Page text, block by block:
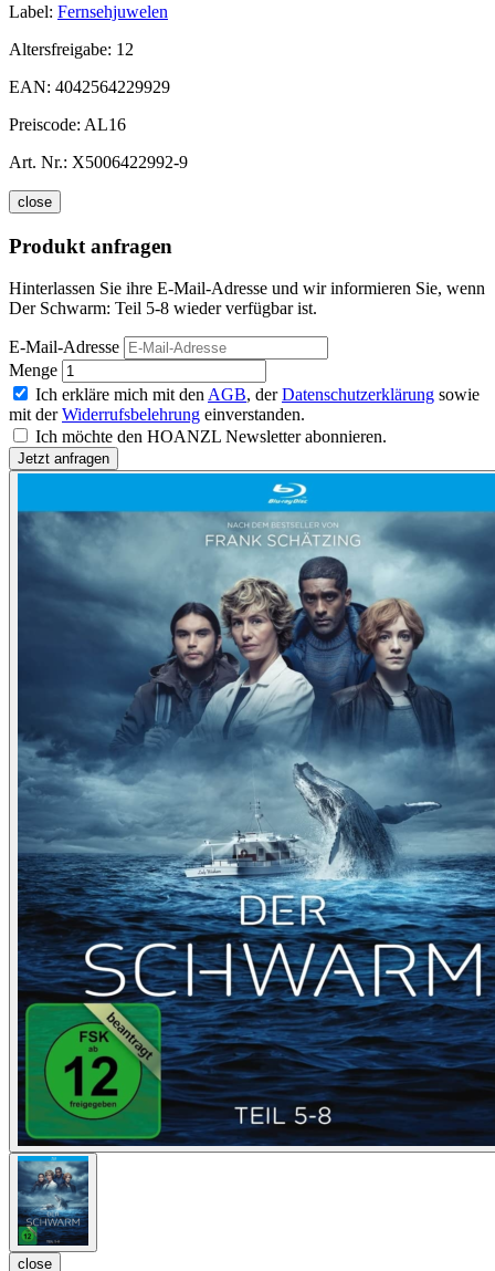
Label: Fernsehjuwelen
Altersfreigabe: 12
EAN: 4042564229929
Preiscode: AL16
Art. Nr.: X5006422992-9
close
Produkt anfragen
Hinterlassen Sie ihre E-Mail-Adresse und wir informieren Sie, wenn
Der Schwarm: Teil 5-8 wieder verfügbar ist.
E-Mail-Adresse
Menge
Ich erkläre mich mit den AGB, derDatenschutzerklärung sowie
mit derWiderrufsbelehrung einverstanden.
Ich möchte den HOANZL Newsletter abonnieren.
close